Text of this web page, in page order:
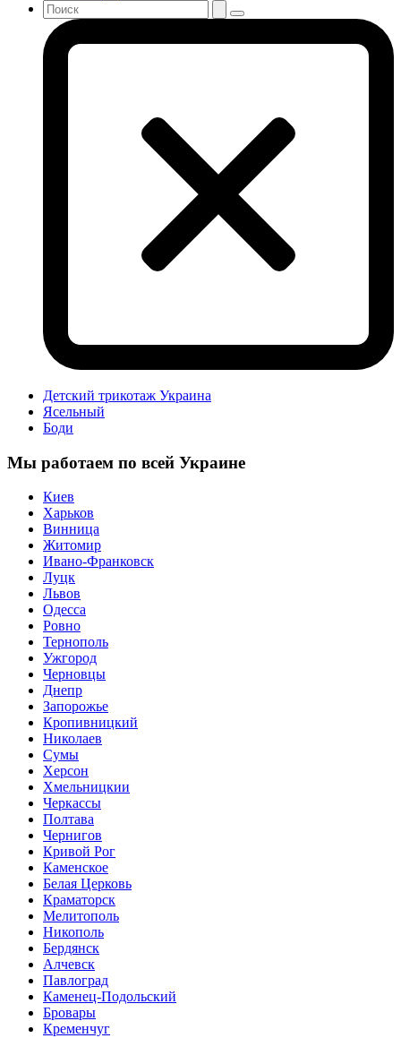
Детский трикотаж Украина
Ясельный
Боди
Мы работаем по всей Украине
Киев
Харьков
Винница
Житомир
Ивано-Франковск
Луцк
Львов
Одесса
Ровно
Тернополь
Ужгород
Черновцы
Днепр
Запорожье
Кропивницкий
Николаев
Сумы
Херсон
Хмельницкии
Черкассы
Полтава
Чернигов
Кривой Рог
Каменское
Белая Церковь
Краматорск
Мелитополь
Никополь
Бердянск
Алчевск
Павлоград
Каменец-Подольский
Бровары
Кременчуг